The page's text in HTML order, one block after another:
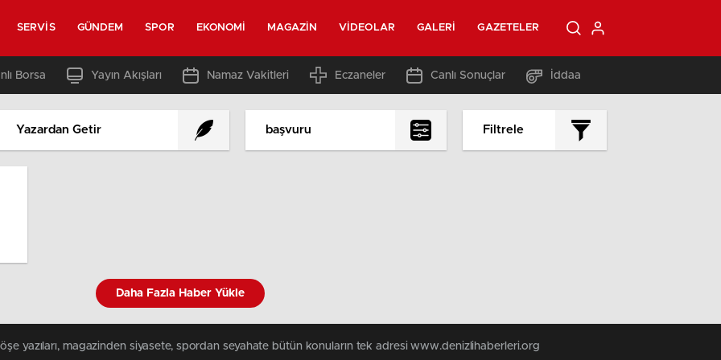
SERVIS GÜNDEM SPOR EKONOMI MAGAZIN VIDEOLAR GALERI GAZETELER
Borsa Yayın Akışları Namaz Vakitleri Eczaneler Canlı Sonuçlar İddaa
Yazardan Getir başvuru Filtrele
Daha Fazla Haber Yükle
yazıları, magazinden siyasete, spordan seyahate bütün konuların tek adresi www.denizlihaberleri.org